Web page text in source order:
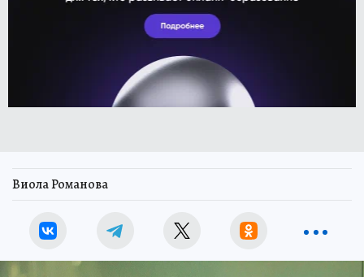
Виола Романова